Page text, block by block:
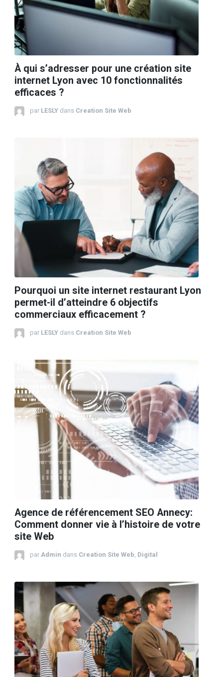
À qui s’adresser pour une création site
internet Lyon avec 10 fonctionnalités
efficaces ?
par LESLY dans Creation Site Web
Pourquoi un site internet restaurant Lyon
permet-il d’atteindre 6 objectifs
commerciaux efficacement ?
par LESLY dans Creation Site Web
Agence de référencement SEO Annecy:
Comment donner vie à l’histoire de votre
site Web
par Admin dans Creation Site Web, Digital